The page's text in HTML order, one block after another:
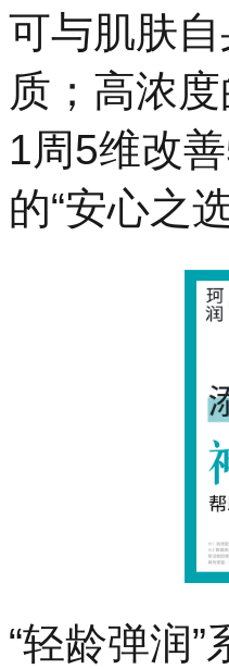
可与肌肤
质；高浓
1周5维改
的“安心之选
“轻龄弹润